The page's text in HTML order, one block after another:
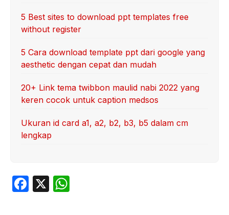
5 Best sites to download ppt templates free
without register
5 Cara download template ppt dari google yang
aesthetic dengan cepat dan mudah
20+ Link tema twibbon maulid nabi 2022 yang
keren cocok untuk caption medsos
Ukuran id card a1, a2, b2, b3, b5 dalam cm
lengkap
F
X